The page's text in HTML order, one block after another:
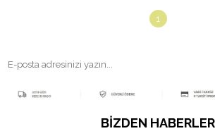
1
BIZDEN HABERLER